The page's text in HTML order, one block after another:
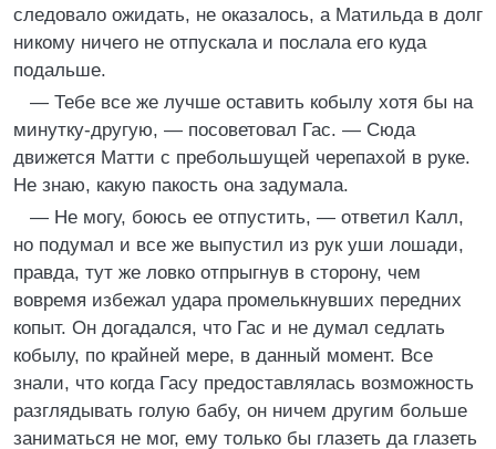
следовало ожидать, не оказалось, а Матильда в долг
никому ничего не отпускала и послала его куда
подальше.
— Тебе все же лучше оставить кобылу хотя бы на
минутку-другую, — посоветовал Гас. — Сюда
движется Матти с пребольшущей черепахой в руке.
Не знаю, какую пакость она задумала.
— Не могу, боюсь ее отпустить, — ответил Калл,
но подумал и все же выпустил из рук уши лошади,
правда, тут же ловко отпрыгнув в сторону, чем
вовремя избежал удара промелькнувших передних
копыт. Он догадался, что Гас и не думал седлать
кобылу, по крайней мере, в данный момент. Все
знали, что когда Гасу предоставлялась возможность
разглядывать голую бабу, он ничем другим больше
заниматься не мог, ему только бы глазеть да глазеть